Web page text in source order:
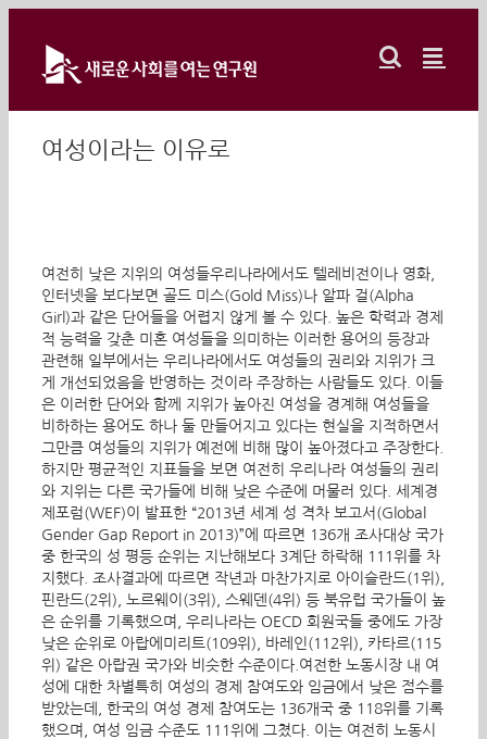
content
여성이라는 이유로
여전히 낮은 지위의 여성들우리나라에서도 텔레비전이나 영화,
인터넷을 보다보면 골드 미스(Gold Miss)나 알파 걸(Alpha
Girl)과 같은 단어들을 어렵지 않게 볼 수 있다. 높은 학력과 경제
적 능력을 갖춘 미혼 여성들을 의미하는 이러한 용어의 등장과
관련해 일부에서는 우리나라에서도 여성들의 권리와 지위가 크
게 개선되었음을 반영하는 것이라 주장하는 사람들도 있다. 이들
은 이러한 단어와 함께 지위가 높아진 여성을 경계해 여성들을
비하하는 용어도 하나 둘 만들어지고 있다는 현실을 지적하면서
그만큼 여성들의 지위가 예전에 비해 많이 높아졌다고 주장한다.
하지만 평균적인 지표들을 보면 여전히 우리나라 여성들의 권리
와 지위는 다른 국가들에 비해 낮은 수준에 머물러 있다. 세계경
제포럼(WEF)이 발표한 “2013년 세계 성 격차 보고서(Global
Gender Gap Report in 2013)”에 따르면 136개 조사대상 국가
중 한국의 성 평등 순위는 지난해보다 3계단 하락해 111위를 차
지했다. 조사결과에 따르면 작년과 마찬가지로 아이슬란드(1위),
핀란드(2위), 노르웨이(3위), 스웨덴(4위) 등 북유럽 국가들이 높
은 순위를 기록했으며, 우리나라는 OECD 회원국들 중에도 가장
낮은 순위로 아랍에미리트(109위), 바레인(112위), 카타르(115
위) 같은 아랍권 국가와 비슷한 수준이다.여전한 노동시장 내 여
성에 대한 차별특히 여성의 경제 참여도와 임금에서 낮은 점수를
받았는데, 한국의 여성 경제 참여도는 136개국 중 118위를 기록
했으며, 여성 임금 수준도 111위에 그쳤다. 이는 여전히 노동시